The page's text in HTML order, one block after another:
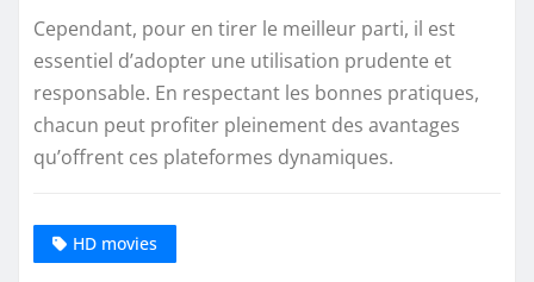
Cependant, pour en tirer le meilleur parti, il est
essentiel d’adopter une utilisation prudente et
responsable. En respectant les bonnes pratiques,
chacun peut profiter pleinement des avantages
qu’offrent ces plateformes dynamiques.
HD movies